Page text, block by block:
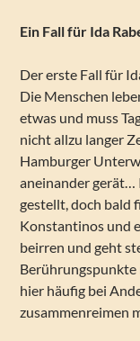
Ein Fall für Ida
Der erste Fall für
Die Menschen
etwas und muss
nicht allzu langer
Hamburger
aneinander gerät…
gestellt, doch bald
Konstantinos und
beirren und geht
hier häufig bei
zusammenreimen